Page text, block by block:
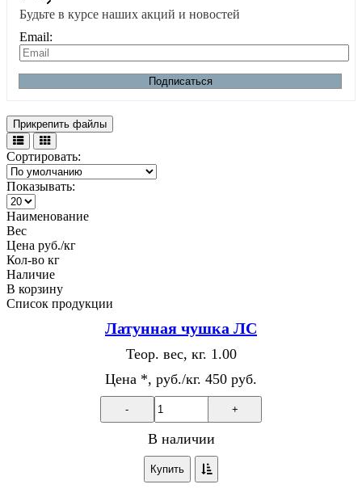
Будьте в курсе наших акций и новостей
Email:
Подписаться
Прикрепить файлы
Сортировать:
Показывать:
Наименование
Вес
Цена руб./кг
Кол-во кг
Наличие
В корзину
Список продукции
Латунная чушка ЛС
Теор. вес, кг. 1.00
Цена *, руб./кг. 450 руб.
- +
В наличии
Купить